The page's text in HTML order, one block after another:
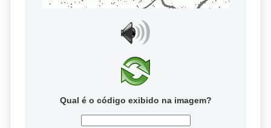
Qual é o código exibido na imagem?